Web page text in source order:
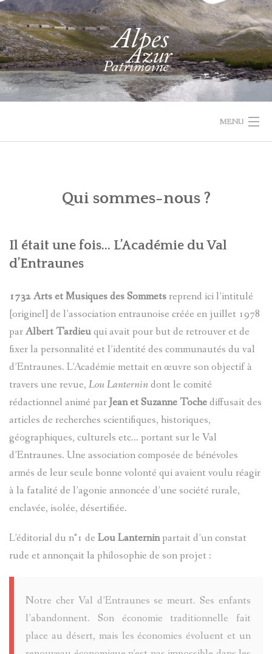
Skip
to
content
MENU
LES
AVANCÉE
?
LE
PARLER
DES
SAINT-
MARTIN-
DES
MARTIN
LE
CONTES
Qui sommes-nous ?
Il était une fois... L’Académie du Val
d’Entraunes
1732 Arts et Musiques des Sommetsreprend ici l’intitulé
[originel] de l’association entraunoise créée en juillet 1978
parAlbert Tardieuqui avait pour but de retrouver et de
fixer la personnalité et l’identité des communautés du val
d’Entraunes. L’Académie mettait en œuvre son objectif à
travers une revue, Lou Lanternindont le comité
rédactionnel animé parJean et Suzanne Tochediffusait des
articles de recherches scientifiques, historiques,
géographiques, culturels etc... portant sur le Val
d’Entraunes. Une association composée de bénévoles
armés de leur seule bonne volonté qui avaient voulu réagir
à la fatalité de l’agonie annoncée d’une société rurale,
enclavée, isolée, désertifiée.
L’éditorial du n°1 de Lou Lanterninpartait d’un constat
rude et annonçait la philosophie de son projet :
Notre cher Val d’Entraunes se meurt. Ses enfants
l’abandonnent. Son économie traditionnelle fait
place au désert, mais les économies évoluent et un